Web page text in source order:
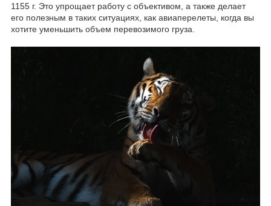
1155 г. Это упрощает работу с объективом, а также делает
его полезным в таких ситуациях, как авиаперелеты, когда вы
хотите уменьшить объем перевозимого груза.